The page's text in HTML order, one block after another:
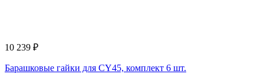
10 239 ₽
Барашковые гайки для CY45, комплект 6 шт.